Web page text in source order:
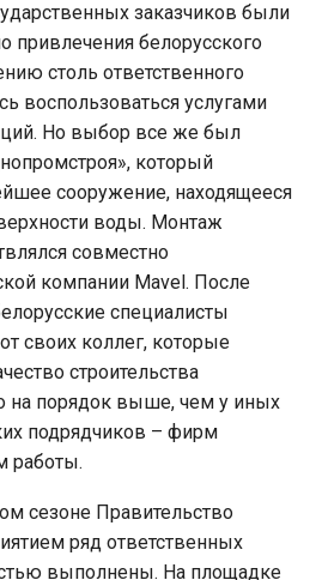
заказчиков были
привлечения белорусского
столь ответственного
воспользоваться услугами
Но выбор все же был
который
сооружение, находящееся
воды. Монтаж
совместно
компании Mavel. После
специалисты
своих коллег, которые
строительства
на порядок выше, чем у иных
подрядчиков – фирм
работы.
сезоне Правительство
ряд ответственных
выполнены. На площадке